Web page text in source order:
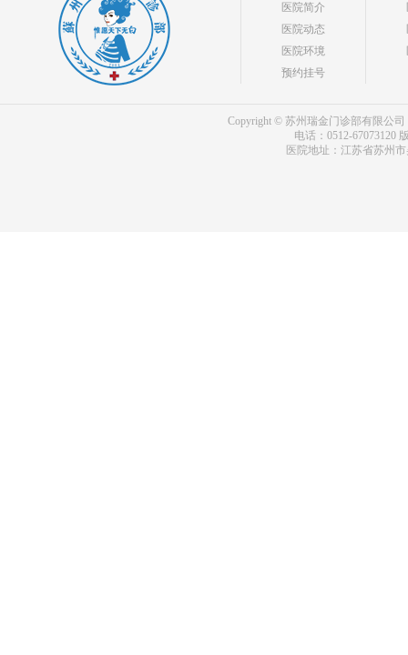
医院简介
医院动态
医院环境
预约挂号
Copyright © 苏州瑞金门诊部有限公司
电话：0512-67073120
医院地址：江苏省苏州